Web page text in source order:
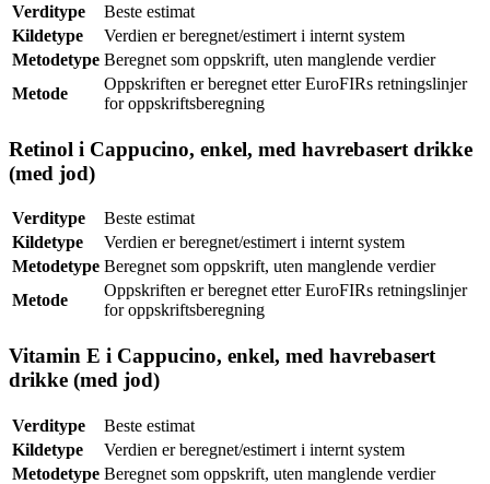
Verditype
Beste estimat
Kildetype
Verdien er beregnet/estimert i internt system
Metodetype Beregnet som oppskrift, uten manglende verdier
Metode
Oppskriften er beregnet etter EuroFIRs retningslinjer
for oppskriftsberegning
Retinol i Cappucino, enkel, med havrebasert drikke
(med jod)
Verditype
Beste estimat
Kildetype
Verdien er beregnet/estimert i internt system
Metodetype Beregnet som oppskrift, uten manglende verdier
Metode
Oppskriften er beregnet etter EuroFIRs retningslinjer
for oppskriftsberegning
Vitamin E i Cappucino, enkel, med havrebasert
drikke (med jod)
Verditype
Beste estimat
Kildetype
Verdien er beregnet/estimert i internt system
Metodetype Beregnet som oppskrift, uten manglende verdier